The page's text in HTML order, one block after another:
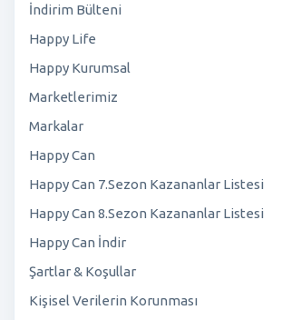
İndirim Bülteni
Happy Life
Happy Kurumsal
Marketlerimiz
Markalar
Happy Can
Happy Can 7.Sezon Kazananlar Listesi
Happy Can 8.Sezon Kazananlar Listesi
Happy Can İndir
Şartlar & Koşullar
Kişisel Verilerin Korunması